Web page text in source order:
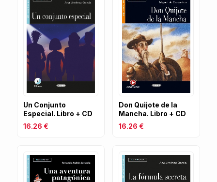
Un Conjunto
Especial. Libro + CD
16.26 €
Don Quijote de la
Mancha. Libro + CD
16.26 €